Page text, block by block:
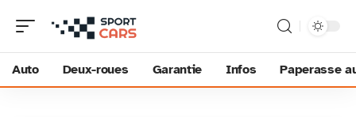
Auto Deux-roues Garantie Infos Paperasse